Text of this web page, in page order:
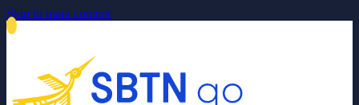
Skip to main content